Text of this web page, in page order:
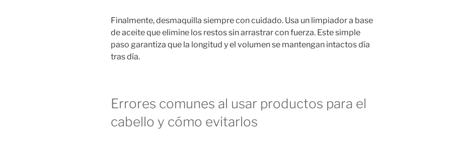
Finalmente, desmaquilla siempre con cuidado. Usa un limpiador a base
de aceite que elimine los restos sin arrastrar con fuerza. Este simple
paso garantiza que la longitud y el volumen se mantengan intactos día
tras día.
Errores comunes al usar productos para el
cabello y cómo evitarlos